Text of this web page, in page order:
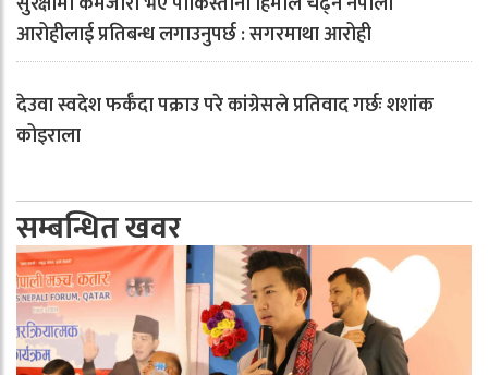
आरोहीलाई प्रतिबन्ध लगाउनुपर्छ : सगरमाथा आरोही
देउवा स्वदेश फर्कँदा पक्राउ परे कांग्रेसले प्रतिवाद गर्छः शशांक
कोइराला
सम्बन्धित खवर